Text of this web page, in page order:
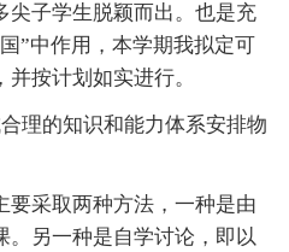
尖子学生脱颖而出。也是充
”中作用，本学期我拟定可
按计划如实进行。
理的知识和能力体系安排物
要采取两种方法，一种是由
。另一种是自学讨论，即以